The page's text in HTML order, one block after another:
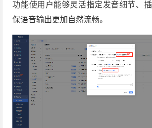
功能使用户能够灵活指定发音细节、
保语音输出更加自然流畅。